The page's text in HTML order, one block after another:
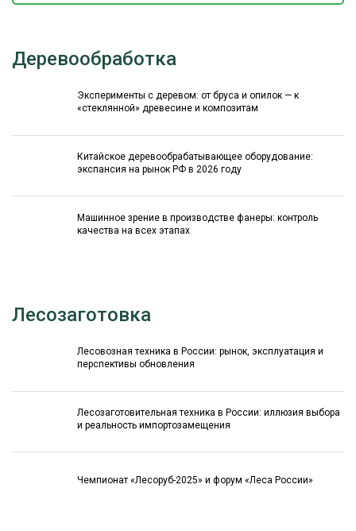
Деревообработка
Эксперименты с деревом: от бруса и опилок — к
«стеклянной» древесине и композитам
Китайское деревообрабатывающее оборудование:
экспансия на рынок РФ в 2026 году
Машинное зрение в производстве фанеры: контроль
качества на всех этапах
Лесозаготовка
Лесовозная техника в России: рынок, эксплуатация и
перспективы обновления
Лесозаготовительная техника в России: иллюзия выбора
и реальность импортозамещения
Чемпионат «Лесоруб-2025» и форум «Леса России»